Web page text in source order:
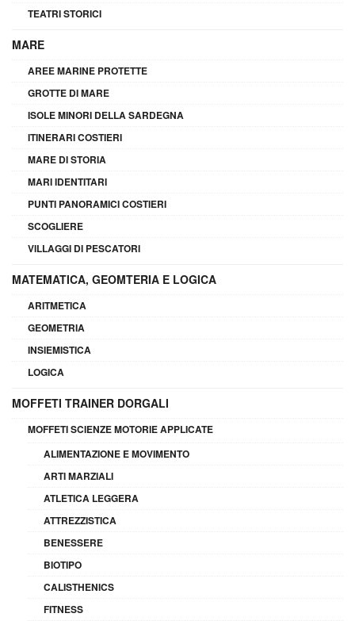
TEATRI STORICI
MARE
AREE MARINE PROTETTE
GROTTE DI MARE
ISOLE MINORI DELLA SARDEGNA
ITINERARI COSTIERI
MARE DI STORIA
MARI IDENTITARI
PUNTI PANORAMICI COSTIERI
SCOGLIERE
VILLAGGI DI PESCATORI
MATEMATICA, GEOMTERIA E LOGICA
ARITMETICA
GEOMETRIA
INSIEMISTICA
LOGICA
MOFFETI TRAINER DORGALI
MOFFETI SCIENZE MOTORIE APPLICATE
ALIMENTAZIONE E MOVIMENTO
ARTI MARZIALI
ATLETICA LEGGERA
ATTREZZISTICA
BENESSERE
BIOTIPO
CALISTHENICS
FITNESS